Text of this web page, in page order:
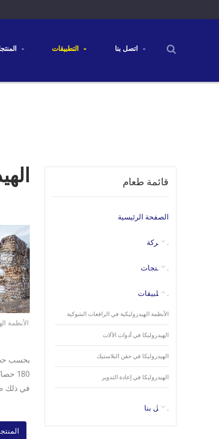
المنتجات
الأنظمة
180
في ذلك
قائمة طعام
الصفحة الرئيسية
الشركة
المنتجات
التطبيقات
الأنظمة الهيدروليكية في الرافعات الشوكية
الهيدروليكا في أدوات الآلات
الهيدروليكا في حقن البلاستيك
الهيدروليكا في إعادة التدوير
اتصل بنا